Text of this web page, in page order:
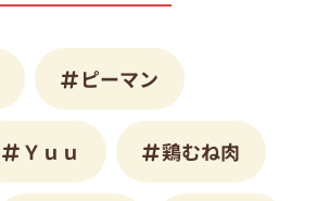
ピーマン
Ｙｕｕ 鶏むね肉